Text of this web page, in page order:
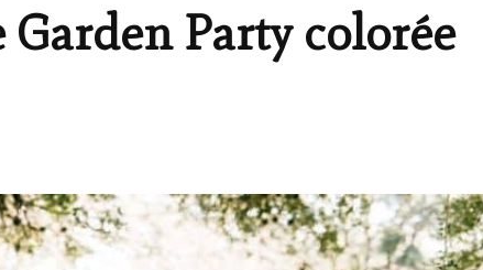
Party colorée